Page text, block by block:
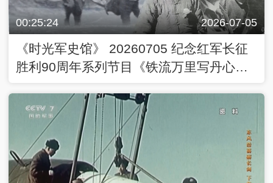
00:25:24 2026-07-05
《时光军史馆》 20260705 纪念红军长征
胜利90周年系列节目《铁流万里写丹心》